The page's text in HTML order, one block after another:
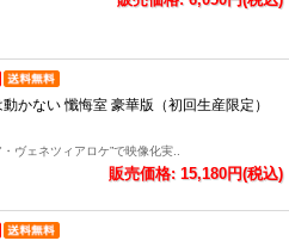
かない 懺悔室 豪華版（初回生産限定）
ヴェネツィアロケ”で映像化実..
販売価格: 15,180円(税込)